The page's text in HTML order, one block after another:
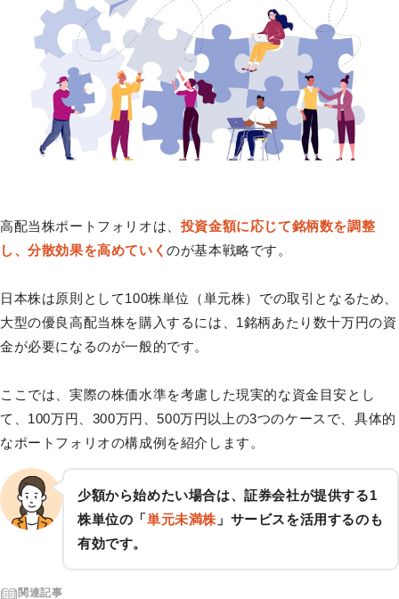
高配当株ポートフォリオは、 投資金額に応じて銘柄数を調整
し、分散効果を高めていくのが基本戦略です。
日本株は原則として100株単位（単元株）での取引となるため、
大型の優良高配当株を購入するには、1銘柄あたり数十万円の資
金が必要になるのが一般的です。
ここでは、実際の株価水準を考慮した現実的な資金目安とし
て、100万円、300万円、500万円以上の3つのケースで、具体的
なポートフォリオの構成例を紹介します。
少額から始めたい場合は、証券会社が提供する1
株単位の「単元未満株 」サービスを活用するのも
有効です。
関連記事